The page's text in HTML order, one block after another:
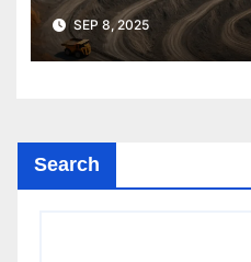
Profesional Lebih
SEP 8, 2025
Search